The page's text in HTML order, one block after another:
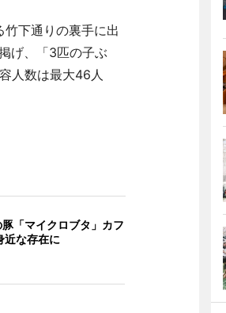
下通りの裏手に出
げ、「3匹の子ぶ
人数は最大46人
「マイクロブタ」カフ
近な存在に